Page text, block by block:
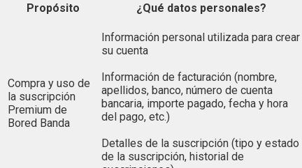
Propósito ¿Qué datos personales?
Compra y uso de
la suscripción
Premium de
Bored Banda
Información personal utilizada para crear
su cuenta
Información de facturación (nombre,
apellidos, banco, número de cuenta
bancaria, importe pagado, fecha y hora
del pago, etc.)
Detalles de la suscripción (tipo y estado
de la suscripción, historial de